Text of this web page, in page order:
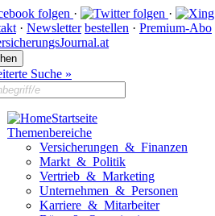
· ·
· Newsletter bestellen · Premium-Abo
Suche »
Startseite
Themenbereiche
Versicherungen & Finanzen
Markt & Politik
Vertrieb & Marketing
Unternehmen & Personen
Karriere & Mitarbeiter